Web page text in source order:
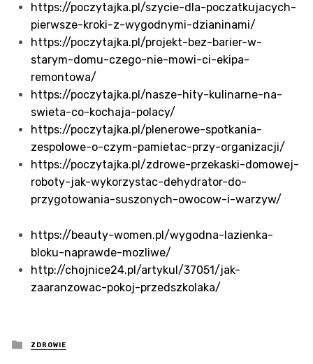
https://poczytajka.pl/szycie-dla-poczatkujacych-
pierwsze-kroki-z-wygodnymi-dzianinami/
https://poczytajka.pl/projekt-bez-barier-w-
starym-domu-czego-nie-mowi-ci-ekipa-
remontowa/
https://poczytajka.pl/nasze-hity-kulinarne-na-
swieta-co-kochaja-polacy/
https://poczytajka.pl/plenerowe-spotkania-
zespolowe-o-czym-pamietac-przy-organizacji/
https://poczytajka.pl/zdrowe-przekaski-domowej-
roboty-jak-wykorzystac-dehydrator-do-
przygotowania-suszonych-owocow-i-warzyw/
https://beauty-women.pl/wygodna-lazienka-
bloku-naprawde-mozliwe/
http://chojnice24.pl/artykul/37051/jak-
zaaranzowac-pokoj-przedszkolaka/
Posted
in
ZDROWIE